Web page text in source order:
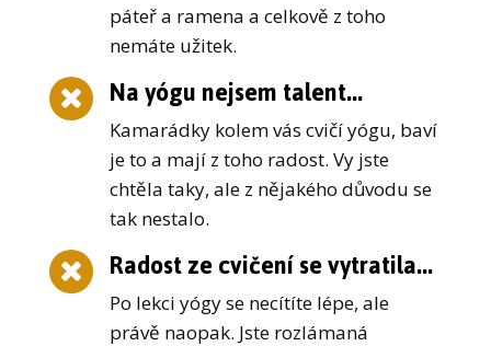
páteř a ramena a celkově z toho
nemáte užitek.
Na yógu nejsem talent...
Kamarádky kolem vás cvičí yógu, baví
je to a mají z toho radost. Vy jste
chtěla taky, ale z nějakého důvodu se
tak nestalo.
Radost ze cvičení se vytratila...
Po lekci yógy se necítíte lépe, ale
právě naopak. Jste rozlámaná